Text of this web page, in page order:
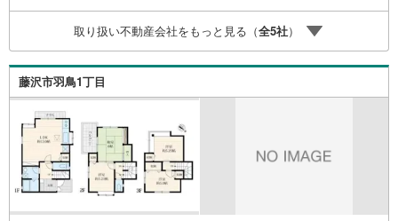
ます。◆優遇金利にこだわる◆大きな金額を長期間で返済
する住宅ローンは優遇金利が0.1％変わるだけで、支払い総
額に大きな変化が生じます。取引の多い弊社は金融機関の
特色、傾向、トレンドを熟知しておりますので、お客様の
ニーズにあった金融機関をご紹介させて頂きます。
取り扱い不動産会社をもっと見る（全5社）
藤沢市羽鳥1丁目